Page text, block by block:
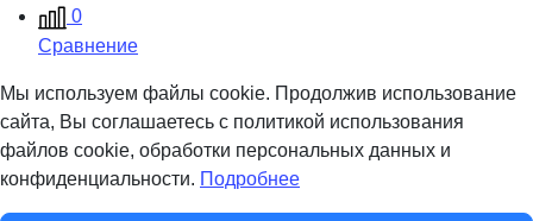
0
Сравнение
Мы используем файлы cookie. Продолжив использование
сайта, Вы соглашаетесь с политикой использования
файлов cookie, обработки персональных данных и
конфиденциальности. Подробнее